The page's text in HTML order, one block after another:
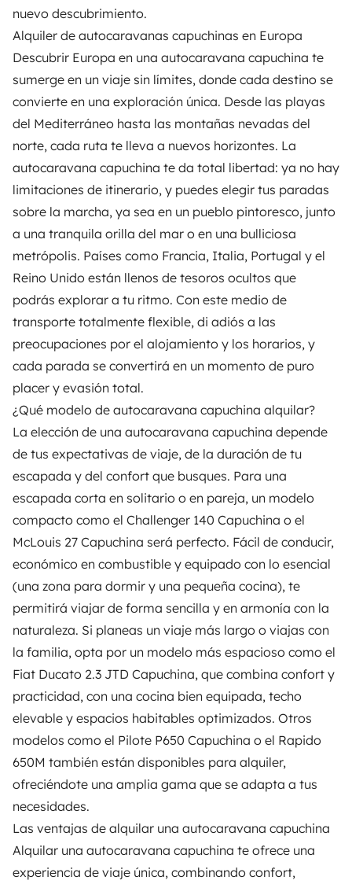
nuevo descubrimiento.
Alquiler de autocaravanas capuchinas en Europa
Descubrir Europa en una autocaravana capuchina te
sumerge en un viaje sin límites, donde cada destino se
convierte en una exploración única. Desde las playas
del Mediterráneo hasta las montañas nevadas del
norte, cada ruta te lleva a nuevos horizontes. La
autocaravana capuchina te da total libertad: ya no hay
limitaciones de itinerario, y puedes elegir tus paradas
sobre la marcha, ya sea en un pueblo pintoresco, junto
a una tranquila orilla del mar o en una bulliciosa
metrópolis. Países como Francia, Italia, Portugal y el
Reino Unido están llenos de tesoros ocultos que
podrás explorar a tu ritmo. Con este medio de
transporte totalmente flexible, di adiós a las
preocupaciones por el alojamiento y los horarios, y
cada parada se convertirá en un momento de puro
placer y evasión total.
¿Qué modelo de autocaravana capuchina alquilar?
La elección de una autocaravana capuchina depende
de tus expectativas de viaje, de la duración de tu
escapada y del confort que busques. Para una
escapada corta en solitario o en pareja, un modelo
compacto como el Challenger 140 Capuchina o el
McLouis 27 Capuchina será perfecto. Fácil de conducir,
económico en combustible y equipado con lo esencial
(una zona para dormir y una pequeña cocina), te
permitirá viajar de forma sencilla y en armonía con la
naturaleza. Si planeas un viaje más largo o viajas con
la familia, opta por un modelo más espacioso como el
Fiat Ducato 2.3 JTD Capuchina, que combina confort y
practicidad, con una cocina bien equipada, techo
elevable y espacios habitables optimizados. Otros
modelos como el Pilote P650 Capuchina o el Rapido
650M también están disponibles para alquiler,
ofreciéndote una amplia gama que se adapta a tus
necesidades.
Las ventajas de alquilar una autocaravana capuchina
Alquilar una autocaravana capuchina te ofrece una
experiencia de viaje única, combinando confort,